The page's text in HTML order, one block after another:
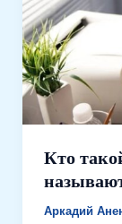
Кто
Аркадий